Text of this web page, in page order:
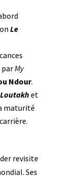
Le
parMy
Ndour.
Loutakhet
maturité
revisite
Ses